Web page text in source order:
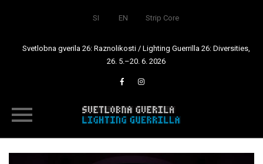
SI EN Strip Core
Svetlobna gverila 26: Raznolikosti / Lighting Guerrilla 26: Diversities,
26. 5.–20. 6. 2026